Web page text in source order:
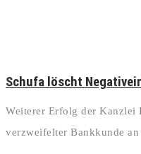
Schufa löscht
Weiterer Erfolg der Kanzlei
verzweifelter Bankkunde